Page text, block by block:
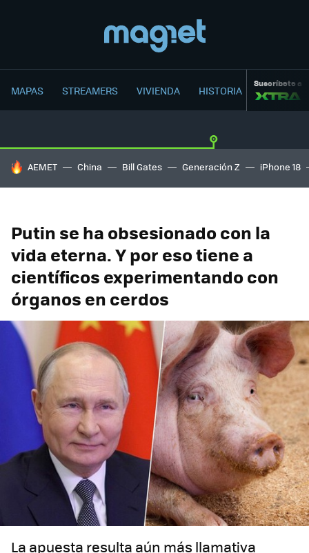
MAPAS STREAMERS VIVIENDA HISTORIA Suscríbete a
HOY SE HABLA DE
AEMET China Bill Gates Generación Z iPhone 18
Putin se ha obsesionado con la
vida eterna. Y por eso tiene a
científicos experimentando con
órganos en cerdos
La apuesta resulta aún más llamativa